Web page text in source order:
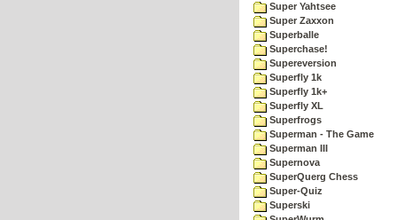
Super Yahtsee
Super Zaxxon
Superballe
Superchase!
Supereversion
Superfly 1k
Superfly 1k+
Superfly XL
Superfrogs
Superman - The Game
Superman III
Supernova
SuperQuerg Chess
Super-Quiz
Superski